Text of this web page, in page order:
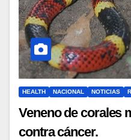
HEALTH NACIONAL NOTICIAS
Veneno de corales
contra cáncer.